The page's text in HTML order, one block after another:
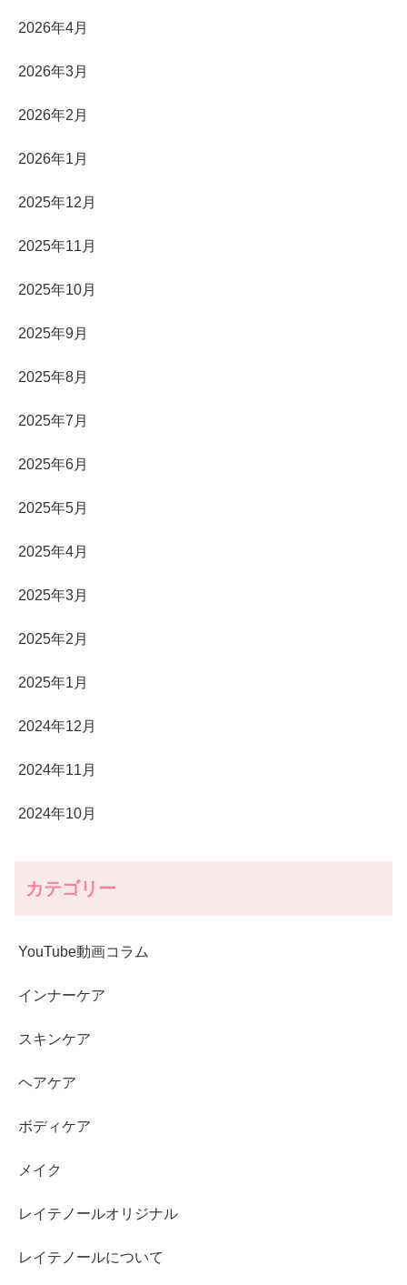
2026年4月
2026年3月
2026年2月
2026年1月
2025年12月
2025年11月
2025年10月
2025年9月
2025年8月
2025年7月
2025年6月
2025年5月
2025年4月
2025年3月
2025年2月
2025年1月
2024年12月
2024年11月
2024年10月
カテゴリー
YouTube動画コラム
インナーケア
スキンケア
ヘアケア
ボディケア
メイク
レイテノールオリジナル
レイテノールについて